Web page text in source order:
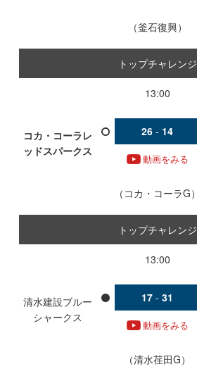
釜石復興
トップチャレンジ
13:00
コカ・コーラレ
ッドスパークス
26 - 14
動画をみる
コカ・コーラG
トップチャレンジ
13:00
清水建設ブルー
シャークス
17 - 31
動画をみる
清水荏田G